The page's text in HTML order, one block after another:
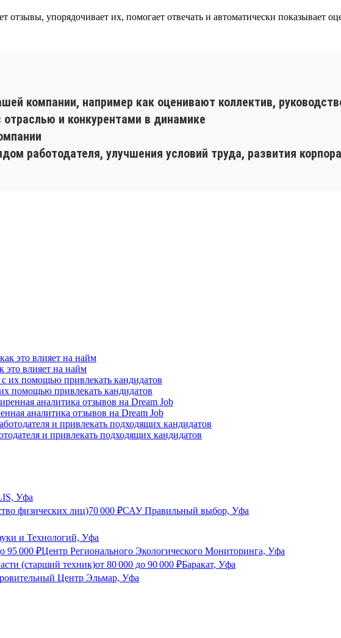
упорядочивает их, помогает отвечать и автоматически показывает
компании, например как оценивают коллектив,
и конкурентами в динамике
работодателя, улучшения условий труда, развития
это влияет на найм
помощью привлекать кандидатов
аналитика отзывов на Dream Job
и привлекать подходящих кандидатов
Уфа
физических лиц)70 000 ₽САУ Правильный выбор, Уфа
и Технологий, Уфа
95 000 ₽Центр Регионального Экологического Мониторинга, Уфа
(старший техник)от 80 000 до 90 000 ₽Баракат, Уфа
Центр Эльмар, Уфа